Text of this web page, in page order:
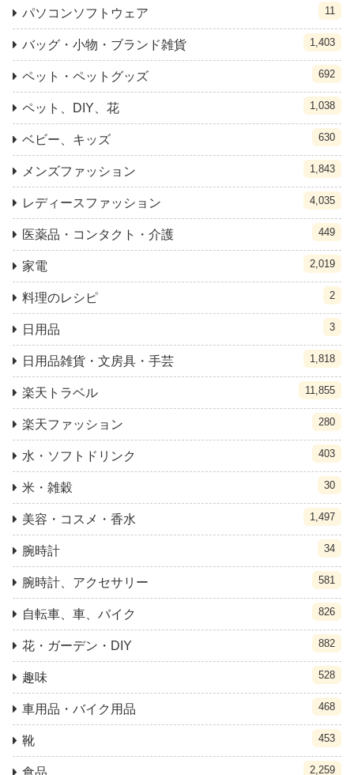
パソコンソフトウェア 11
バッグ・小物・ブランド雑貨 1,403
ペット・ペットグッズ 692
ペット、DIY、花 1,038
ベビー、キッズ 630
メンズファッション 1,843
レディースファッション 4,035
医薬品・コンタクト・介護 449
家電 2,019
料理のレシピ 2
日用品 3
日用品雑貨・文房具・手芸 1,818
楽天トラベル 11,855
楽天ファッション 280
水・ソフトドリンク 403
米・雑穀 30
美容・コスメ・香水 1,497
腕時計 34
腕時計、アクセサリー 581
自転車、車、バイク 826
花・ガーデン・DIY 882
趣味 528
車用品・バイク用品 468
靴 453
食品 2,259